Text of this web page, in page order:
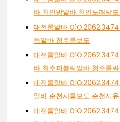
바 천안밤알바 천안노래방도
대전룸알바
득알바 청주룸보도
대전룸알바
바 청주퍼블릭알바 청주룸
대전룸알바
알바 춘천시룸보도 춘천시
대전룸알바